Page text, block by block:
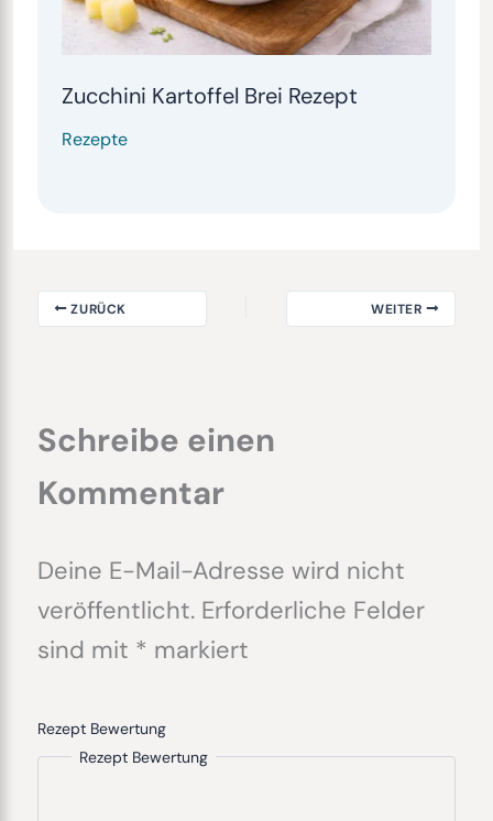
Zucchini Kartoffel Brei Rezept
Rezepte
ZURÜCK WEITER
Schreibe einen
Kommentar
Deine E-Mail-Adresse wird nicht
veröffentlicht. Erforderliche Felder
sind mit * markiert
Rezept Bewertung
Rezept Bewertung